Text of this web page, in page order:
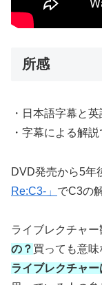
所感
・日本語字幕と
・字幕による解
DVD発売から5年
Re:C3-」 でC3の
ライブレクチャ
の？ 買っても意
ライブレクチャ